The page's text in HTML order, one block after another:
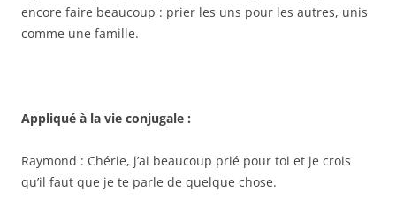
encore faire beaucoup : prier les uns pour les autres, unis
comme une famille.
Appliqué à la vie conjugale :
Raymond : Chérie, j’ai beaucoup prié pour toi et je crois
qu’il faut que je te parle de quelque chose.